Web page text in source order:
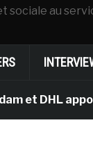
sociale au